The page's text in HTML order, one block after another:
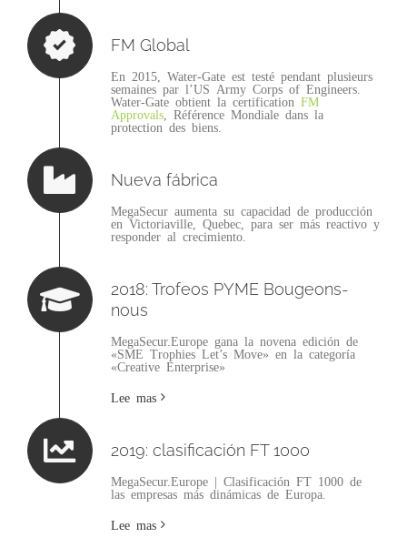
FM Global
En 2015, Water-Gate est testé pendant plusieurs
semaines par l’US Army Corps of Engineers.
Water-Gate obtient la certification FM
Approvals, Référence Mondiale dans la
protection des biens.
Nueva fábrica
MegaSecur aumenta su capacidad de producción
en Victoriaville, Quebec, para ser más reactivo y
responder al crecimiento.
2018: Trofeos PYME Bougeons-
nous
MegaSecur.Europe gana la novena edición de
«SME Trophies Let’s Move» en la categoría
«Creative Enterprise»
Lee mas
2019: clasificación FT 1000
MegaSecur.Europe | Clasificación FT 1000 de
las empresas más dinámicas de Europa.
Lee mas